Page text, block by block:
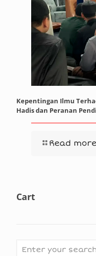
Kepentingan Ilmu
Hadis dan Peranan
Read more
Cart